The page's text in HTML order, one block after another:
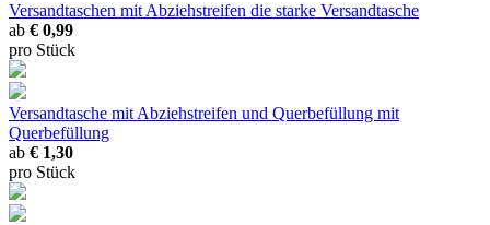
Versandtaschen mit Abziehstreifen die starke Versandtasche
ab € 0,99
pro Stück
Versandtasche mit Abziehstreifen und Querbefüllung mit
Querbefüllung
ab € 1,30
pro Stück